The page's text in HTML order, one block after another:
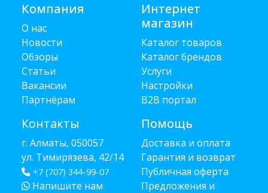
Компания
О нас
Новости
Обзоры
Статьи
Вакансии
Партнёрам
Контакты
г. Алматы, 050057
ул. Тимирязева, 42/14
+7 (707) 344-99-07
Напишите нам
Интернет
магазин
Каталог товаров
Каталог брендов
Услуги
Настройки
B2B портал
Помощь
Доставка и оплата
Гарантия и возврат
Публичная оферта
Предложения и